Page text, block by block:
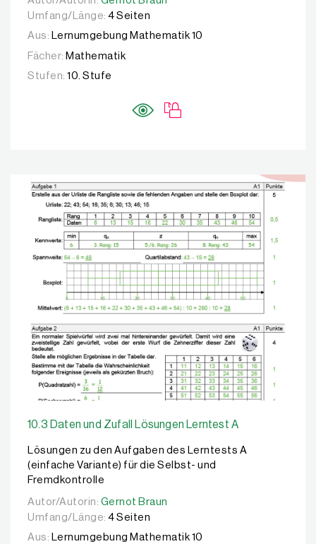
Umfang/Länge: 4 Seiten
Aus: Lernumgebung Mathematik 10
Fächer: Mathematik
Stufen: 10. Stufe
10.3 Daten und Zufall Lösungen Lerntest A
Lösungen zu den Aufgaben des Lerntests A
(einfache Variante) für die Selbst- und
Fremdkontrolle
Autor/Autorin: Gernot Braun
Autor/Autorin: Gernot Braun
Umfang/Länge: 4 Seiten
Aus: Lernumgebung Mathematik 10